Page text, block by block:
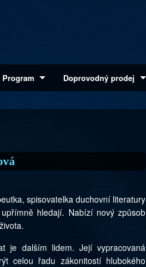
Program Doprovodný prodej
spisovatelka duchovní literatury
hledají. Nabízí nový způsob
je dalším lidem. Její vypracovaná
celou řadu zákonitostí hlubokého